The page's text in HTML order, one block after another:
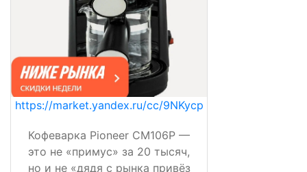
https://market.yandex.ru/cc/9NKycp
Кофеварка Pioneer CM106P —
это не «примус» за 20 тысяч,
но и не «дядя с рынка привёз